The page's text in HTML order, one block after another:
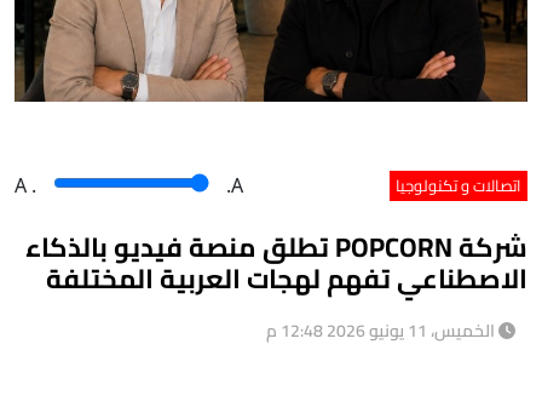
اتصالات و تكنولوجيا A . .A
شركة POPCORN تطلق منصة فيديو بالذكاء
الاصطناعي تفهم لهجات العربية المختلفة
الخميس، 11 يونيو 2026 12:48 م